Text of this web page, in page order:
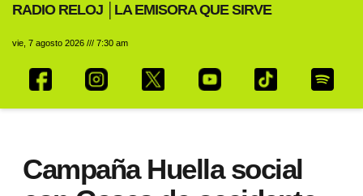
RADIO RELOJ │LA EMISORA QUE SIRVE
vie, 7 agosto 2026 /// 7:30 am
Campaña Huella social